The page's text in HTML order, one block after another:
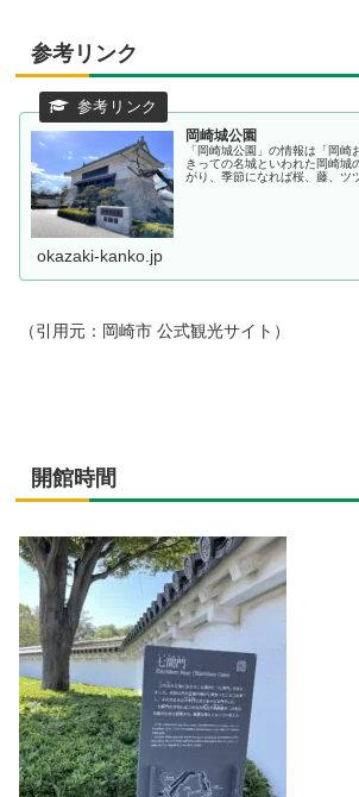
参考リンク
岡崎城公園
「岡崎城公園」の情報は「岡
きっての名城といわれた岡崎城
がり、季節になれば桜、藤、ツ
okazaki-kanko.jp
（引用元：岡崎市 公式観光サイト）
開館時間